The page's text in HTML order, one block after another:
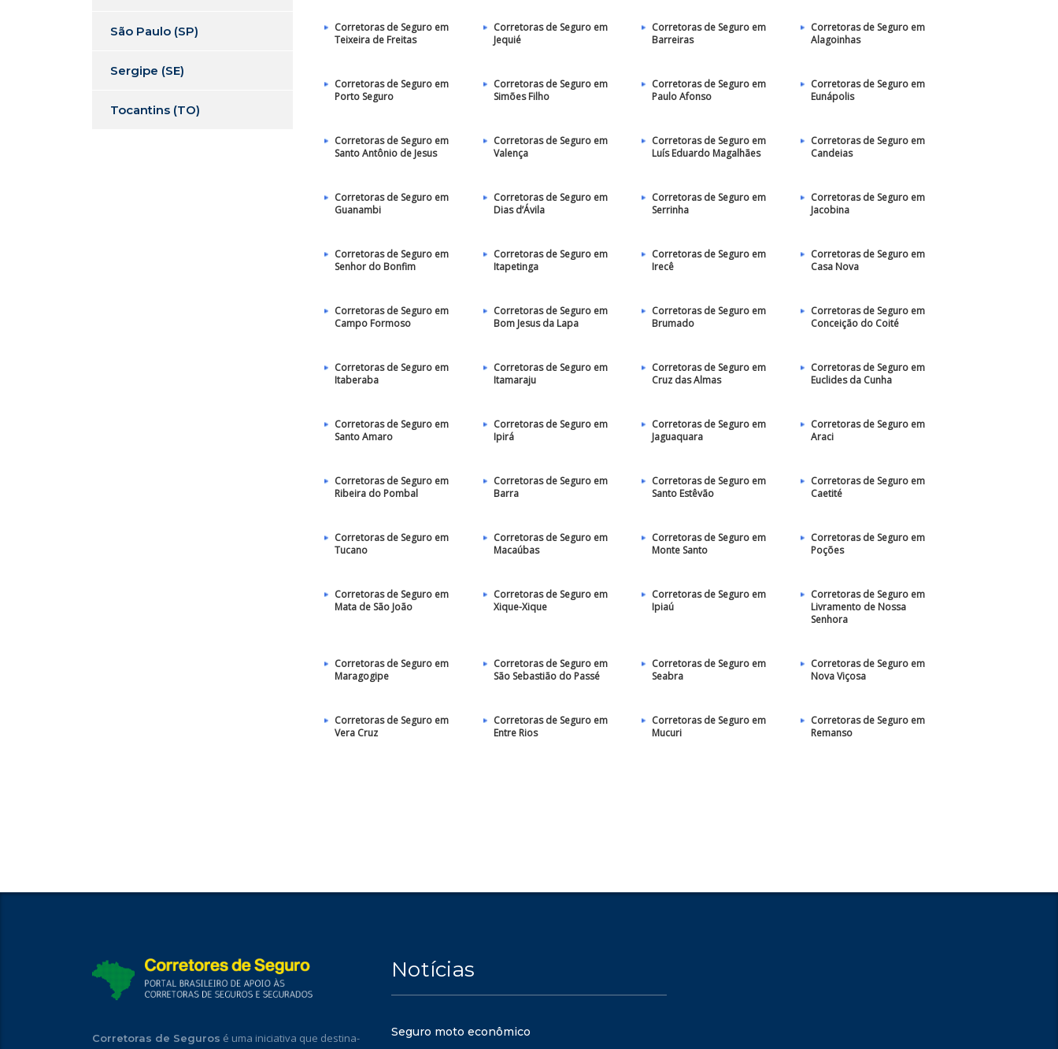
Corretoras de Seguro em
Teixeira de Freitas
Corretoras de Seguro em
Jequié
Corretoras de Seguro em
Barreiras
Corretoras de Seguro em
Alagoinhas
Corretoras de Seguro em
Porto Seguro
Corretoras de Seguro em
Simões Filho
Corretoras de Seguro em
Paulo Afonso
Corretoras de Seguro em
Eunápolis
Corretoras de Seguro em
Santo Antônio de Jesus
Corretoras de Seguro em
Valença
Corretoras de Seguro em
Luís Eduardo Magalhães
Corretoras de Seguro em
Candeias
Corretoras de Seguro em
Guanambi
Corretoras de Seguro em
Dias d’Ávila
Corretoras de Seguro em
Serrinha
Corretoras de Seguro em
Jacobina
Corretoras de Seguro em
Senhor do Bonfim
Corretoras de Seguro em
Itapetinga
Corretoras de Seguro em
Irecê
Corretoras de Seguro em
Casa Nova
Corretoras de Seguro em
Campo Formoso
Corretoras de Seguro em
Bom Jesus da Lapa
Corretoras de Seguro em
Brumado
Corretoras de Seguro em
Conceição do Coité
Corretoras de Seguro em
Itaberaba
Corretoras de Seguro em
Itamaraju
Corretoras de Seguro em
Cruz das Almas
Corretoras de Seguro em
Euclides da Cunha
Corretoras de Seguro em
Santo Amaro
Corretoras de Seguro em
Ipirá
Corretoras de Seguro em
Jaguaquara
Corretoras de Seguro em
Araci
Corretoras de Seguro em
Ribeira do Pombal
Corretoras de Seguro em
Barra
Corretoras de Seguro em
Santo Estêvão
Corretoras de Seguro em
Caetité
Corretoras de Seguro em
Tucano
Corretoras de Seguro em
Macaúbas
Corretoras de Seguro em
Monte Santo
Corretoras de Seguro em
Poções
Corretoras de Seguro em
Mata de São João
Corretoras de Seguro em
Xique-Xique
Corretoras de Seguro em
Ipiaú
Corretoras de Seguro em
Livramento de Nossa
Senhora
Corretoras de Seguro em
Maragogipe
Corretoras de Seguro em
São Sebastião do Passé
Corretoras de Seguro em
Seabra
Corretoras de Seguro em
Nova Viçosa
Corretoras de Seguro em
Vera Cruz
Corretoras de Seguro em
Entre Rios
Corretoras de Seguro em
Mucuri
Corretoras de Seguro em
Remanso
São Paulo (SP)
Sergipe (SE)
Tocantins (TO)
Corretoras de Seguros é uma iniciativa que destina-
Notícias
Seguro moto econômico